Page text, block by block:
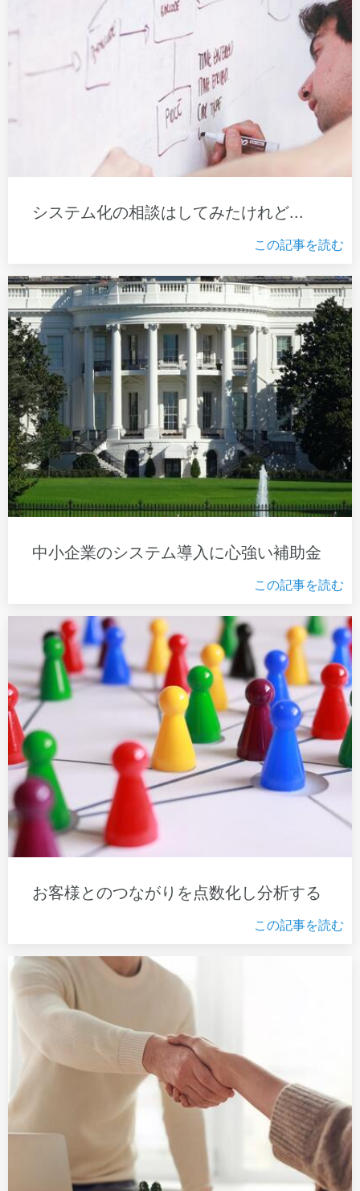
システム化の相談はしてみたけれど...
この記事を読む
中小企業のシステム導入に心強い補助金
この記事を読む
お客様とのつながりを点数化し分析する
この記事を読む